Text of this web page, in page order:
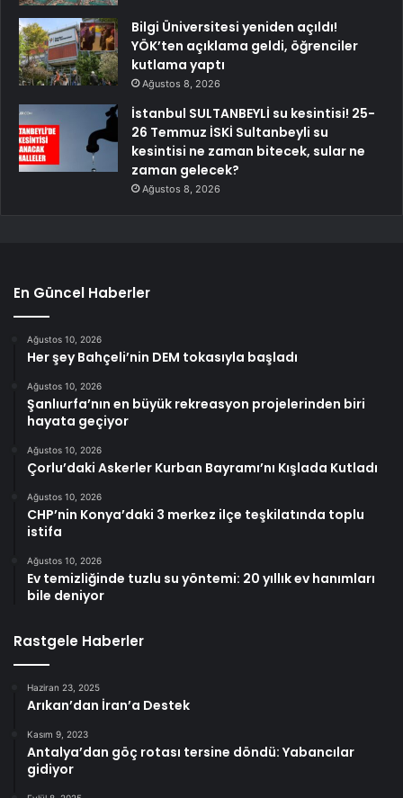
Bilgi Üniversitesi yeniden açıldı!
YÖK’ten açıklama geldi, öğrenciler
kutlama yaptı
Ağustos 8, 2026
İstanbul SULTANBEYLİ su kesintisi! 25-
26 Temmuz İSKİ Sultanbeyli su
kesintisi ne zaman bitecek, sular ne
zaman gelecek?
Ağustos 8, 2026
En Güncel Haberler
Ağustos 10, 2026
Her şey Bahçeli’nin DEM tokasıyla başladı
Ağustos 10, 2026
Şanlıurfa’nın en büyük rekreasyon projelerinden biri
hayata geçiyor
Ağustos 10, 2026
Çorlu’daki Askerler Kurban Bayramı’nı Kışlada Kutladı
Ağustos 10, 2026
CHP’nin Konya’daki 3 merkez ilçe teşkilatında toplu
istifa
Ağustos 10, 2026
Ev temizliğinde tuzlu su yöntemi: 20 yıllık ev hanımları
bile deniyor
Rastgele Haberler
Haziran 23, 2025
Arıkan’dan İran’a Destek
Kasım 9, 2023
Antalya’dan göç rotası tersine döndü: Yabancılar
gidiyor